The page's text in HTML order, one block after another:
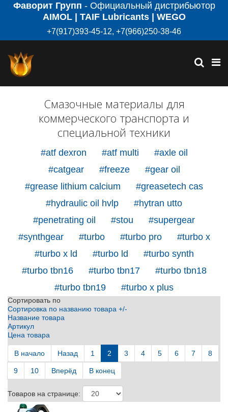
Фаворит Групп - Официальный дистрибьютор
AIMOL | TAIF Lubricants | WEGO
+7(917)393-45-12, +7(966)250-38-46
Смазочные материалы для
коммерческого транспорта и
специальной техники
#atf dexron #atf multi
#axle oil
#catgear
#freeze
#gear oil
#grease lithium calcium
#greasetech cas
#hydraulic oil hvlp
#hytran utto
#penetrating oil
#stou
#supergear
#synthgear
#turbo #turbo pro
#turbo x
#turbo x ld
#turbo ld
#turbo synth
#turbo tbn16
#turbo tbn17
#turbo tbn18
#turbo tbn19
#turbo x plus
Сортировать по
Сортировка по названию товара +/-
Название товара
Артикул
Цена товара
В начало Назад 1 2 3 4 5 6 7 8
9 10 Вперёд В конец
Товаров на странице: